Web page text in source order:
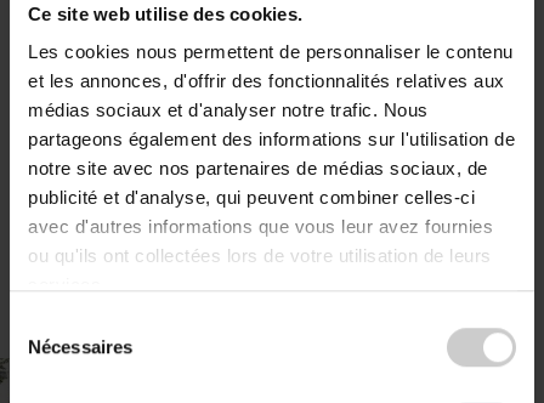
Ce site web utilise des cookies.
Les cookies nous permettent de personnaliser le contenu
et les annonces, d'offrir des fonctionnalités relatives aux
médias sociaux et d'analyser notre trafic. Nous
partageons également des informations sur l'utilisation de
notre site avec nos partenaires de médias sociaux, de
publicité et d'analyse, qui peuvent combiner celles-ci
avec d'autres informations que vous leur avez fournies
ou qu'ils ont collectées lors de votre utilisation de leurs
Nécessaires
Lire la suite